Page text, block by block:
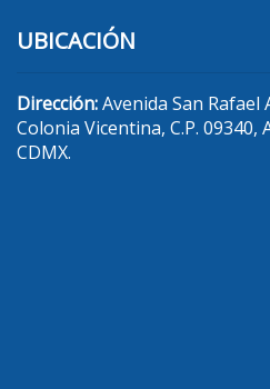
UBICACIÓN
Dirección:Avenida San Rafael
Colonia Vicentina, C.P. 09340,
CDMX.